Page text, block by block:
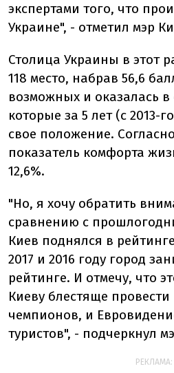
экспертами того, что
Украине", - отметил мэр
Столица Украины в этот
118 место, набрав 56,6
возможных и оказалась в
которые за 5 лет (с 2013-
свое положение.
показатель комфорта
12,6%.
"Но, я хочу обратить
сравнению с
Киев поднялся в
2017 и 2016 году город
рейтинге. И отмечу, что
Киеву блестяще
чемпионов, и
туристов", - подчеркнул
РЕКЛАМА: